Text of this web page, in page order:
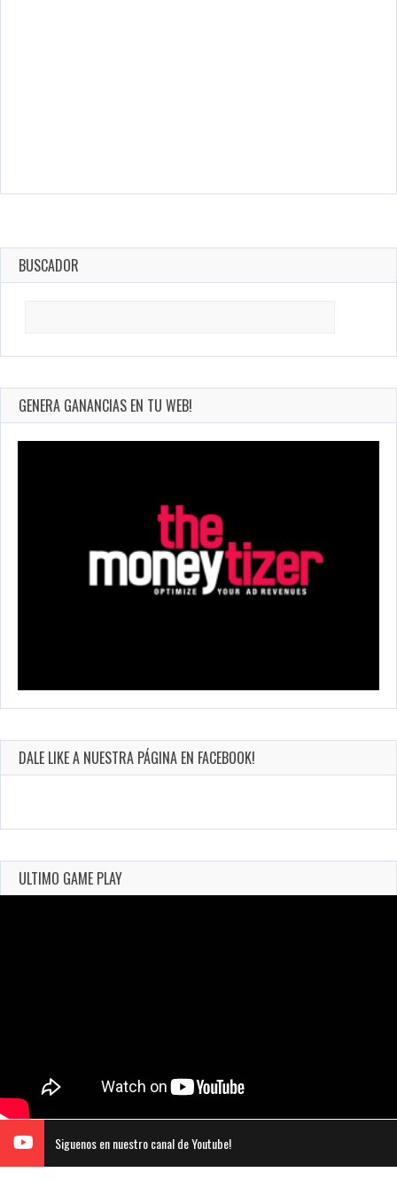
BUSCADOR
GENERA GANANCIAS EN TU WEB!
DALE LIKE A NUESTRA PÁGINA EN FACEBOOK!
ULTIMO GAME PLAY
Siguenos en nuestro canal de Youtube!